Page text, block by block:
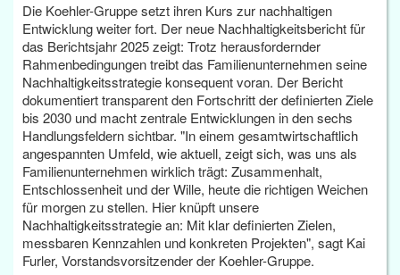
Die Koehler-Gruppe setzt ihren Kurs zur nachhaltigen
Entwicklung weiter fort. Der neue Nachhaltigkeitsbericht für
das Berichtsjahr 2025 zeigt: Trotz herausfordernder
Rahmenbedingungen treibt das Familienunternehmen seine
Nachhaltigkeitsstrategie konsequent voran. Der Bericht
dokumentiert transparent den Fortschritt der definierten Ziele
bis 2030 und macht zentrale Entwicklungen in den sechs
Handlungsfeldern sichtbar. "In einem gesamtwirtschaftlich
angespannten Umfeld, wie aktuell, zeigt sich, was uns als
Familienunternehmen wirklich trägt: Zusammenhalt,
Entschlossenheit und der Wille, heute die richtigen Weichen
für morgen zu stellen. Hier knüpft unsere
Nachhaltigkeitsstrategie an: Mit klar definierten Zielen,
messbaren Kennzahlen und konkreten Projekten", sagt Kai
Furler, Vorstandsvorsitzender der Koehler-Gruppe.